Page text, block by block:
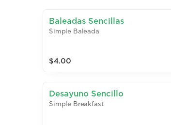
Baleadas Sencillas
Simple Baleada
$4.00
Desayuno Sencillo
Simple Breakfast